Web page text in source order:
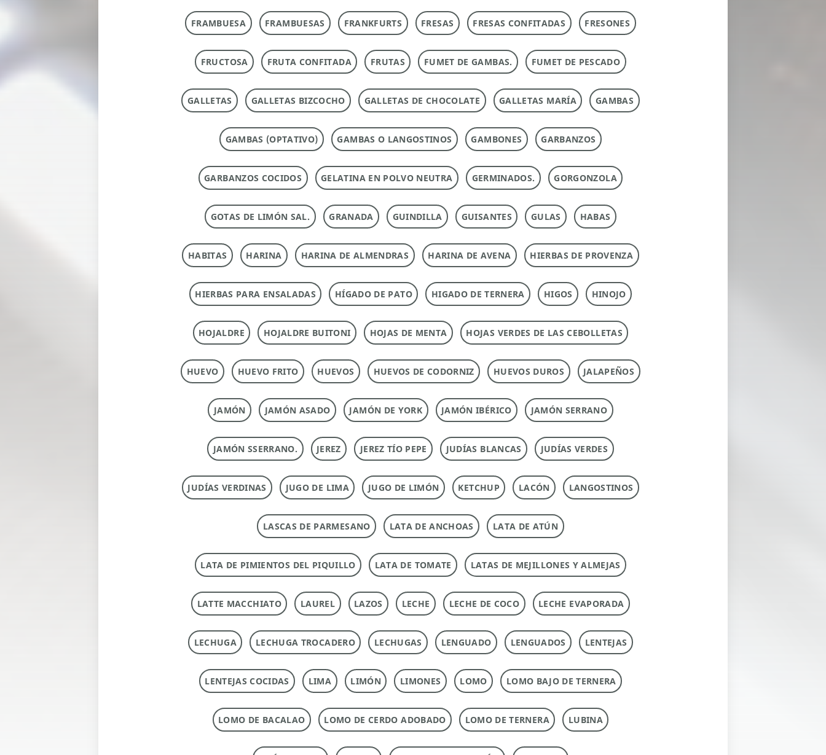
FRAMBUESA FRAMBUESAS FRANKFURTS FRESAS FRESAS CONFITADAS FRESONES
FRUCTOSA FRUTA CONFITADA FRUTAS FUMET DE GAMBAS. FUMET DE PESCADO
GALLETAS GALLETAS BIZCOCHO GALLETAS DE CHOCOLATE GALLETAS MARÍA GAMBAS
GAMBAS (OPTATIVO) GAMBAS O LANGOSTINOS GAMBONES GARBANZOS
GARBANZOS COCIDOS GELATINA EN POLVO NEUTRA GERMINADOS. GORGONZOLA
GOTAS DE LIMÓN SAL. GRANADA GUINDILLA GUISANTES GULAS HABAS
HABITAS HARINA HARINA DE ALMENDRAS HARINA DE AVENA HIERBAS DE PROVENZA
HIERBAS PARA ENSALADAS HÍGADO DE PATO HIGADO DE TERNERA HIGOS HINOJO
HOJALDRE HOJALDRE BUITONI HOJAS DE MENTA HOJAS VERDES DE LAS CEBOLLETAS
HUEVO HUEVO FRITO HUEVOS HUEVOS DE CODORNIZ HUEVOS DUROS JALAPEÑOS
JAMÓN JAMÓN ASADO JAMÓN DE YORK JAMÓN IBÉRICO JAMÓN SERRANO
JAMÓN SSERRANO. JEREZ JEREZ TÍO PEPE JUDÍAS BLANCAS JUDÍAS VERDES
JUDÍAS VERDINAS JUGO DE LIMA JUGO DE LIMÓN KETCHUP LACÓN LANGOSTINOS
LASCAS DE PARMESANO LATA DE ANCHOAS LATA DE ATÚN
LATA DE PIMIENTOS DEL PIQUILLO LATA DE TOMATE LATAS DE MEJILLONES Y ALMEJAS
LATTE MACCHIATO LAUREL LAZOS LECHE LECHE DE COCO LECHE EVAPORADA
LECHUGA LECHUGA TROCADERO LECHUGAS LENGUADO LENGUADOS LENTEJAS
LENTEJAS COCIDAS LIMA LIMÓN LIMONES LOMO LOMO BAJO DE TERNERA
LOMO DE BACALAO LOMO DE CERDO ADOBADO LOMO DE TERNERA LUBINA